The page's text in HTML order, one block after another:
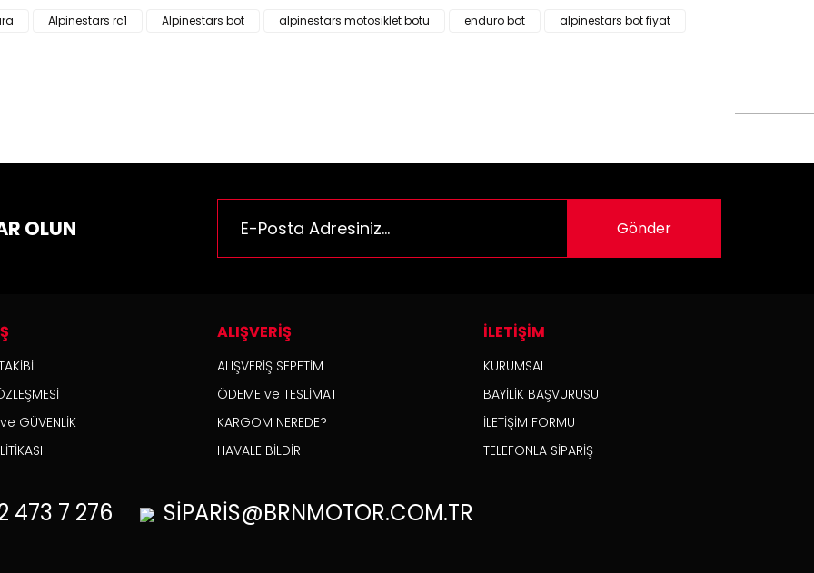
Bu ürüne ilk yorumu siz yapın!
iletebilirsiniz.
önerileriniz için teşekkür ederiz.
Alpinestars rc1 Alpinestars bot alpinestars motosiklet botu enduro bot alpinestars bot fiyat
OLUN Gönder
GÜVENLİK
ALIŞVERİŞ
ALIŞVERİŞ SEPETİM
ÖDEME ve TESLİMAT
KARGOM NEREDE?
HAVALE BİLDİR
İLETİŞİM
KURUMSAL
BAYİLİK BAŞVURUSU
İLETİŞİM FORMU
TELEFONLA SİPARİŞ
473 7 276 SİPARİS@BRNMOTOR.COM.TR